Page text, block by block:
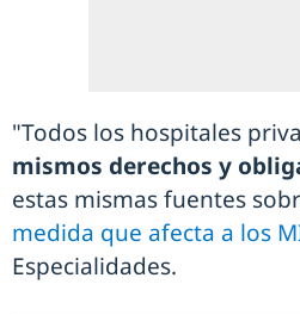
"Todos los hospitales
mismos derechos y
estas mismas fuentes
medida que afecta a los
Especialidades.